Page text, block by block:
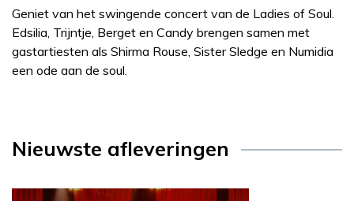
Geniet van het swingende concert van de Ladies of Soul.
Edsilia, Trijntje, Berget en Candy brengen samen met
gastartiesten als Shirma Rouse, Sister Sledge en Numidia
een ode aan de soul.
Nieuwste afleveringen